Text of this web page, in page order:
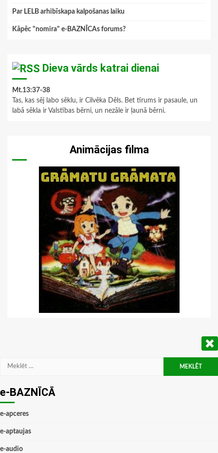
Par LELB arhibīskapa kalpošanas laiku
Kāpēc "nomira" e-BAZNĪCAs forums?
Dieva vārds katrai dienai
Mt.13:37-38
Tas, kas sēj labo sēklu, ir Cilvēka Dēls. Bet tīrums ir pasaule, un
labā sēkla ir Valstības bērni, un nezāle ir ļaunā bērni.
Animācijas filma
Meklēt:
e-BAZNĪCĀ
e-apceres
e-aptaujas
e-audio